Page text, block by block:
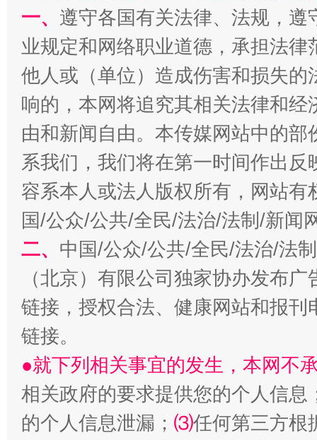
受贿1.44亿！段成刚被判无期 从幼
全民健身五年计划来了！等你上场
一、 遵守各国有关法律、法规，
业规定和网络职业道德，承担法
他人或（单位）造成伤害和损失
响的，本网将追究其相关法律和
由和新闻自由。本传媒网站中的
系我们，我们将在第一时间作出
容系本人或法人版权所有，网站
国/公众/公共/全民/法治/法制/新闻
二、 中国/公众/公共/全民/法治/法
（北京）有限公司独家协办发布
链接，授权合法、健康网站和报
链接。
●就下列相关事宜的发生，本网不
相关政府的要求提供您的个人信息
的个人信息泄漏； ⑶任何第三方根